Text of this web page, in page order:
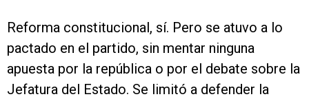
Reforma constitucional, sí. Pero se atuvo a lo
pactado en el partido, sin mentar ninguna
apuesta por la república o por el debate sobre la
Jefatura del Estado. Se limitó a defender la